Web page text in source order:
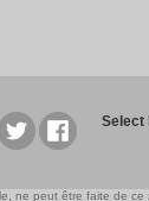
Select
ne peut être faite de